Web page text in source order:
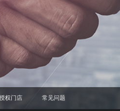
权门店 常见问题